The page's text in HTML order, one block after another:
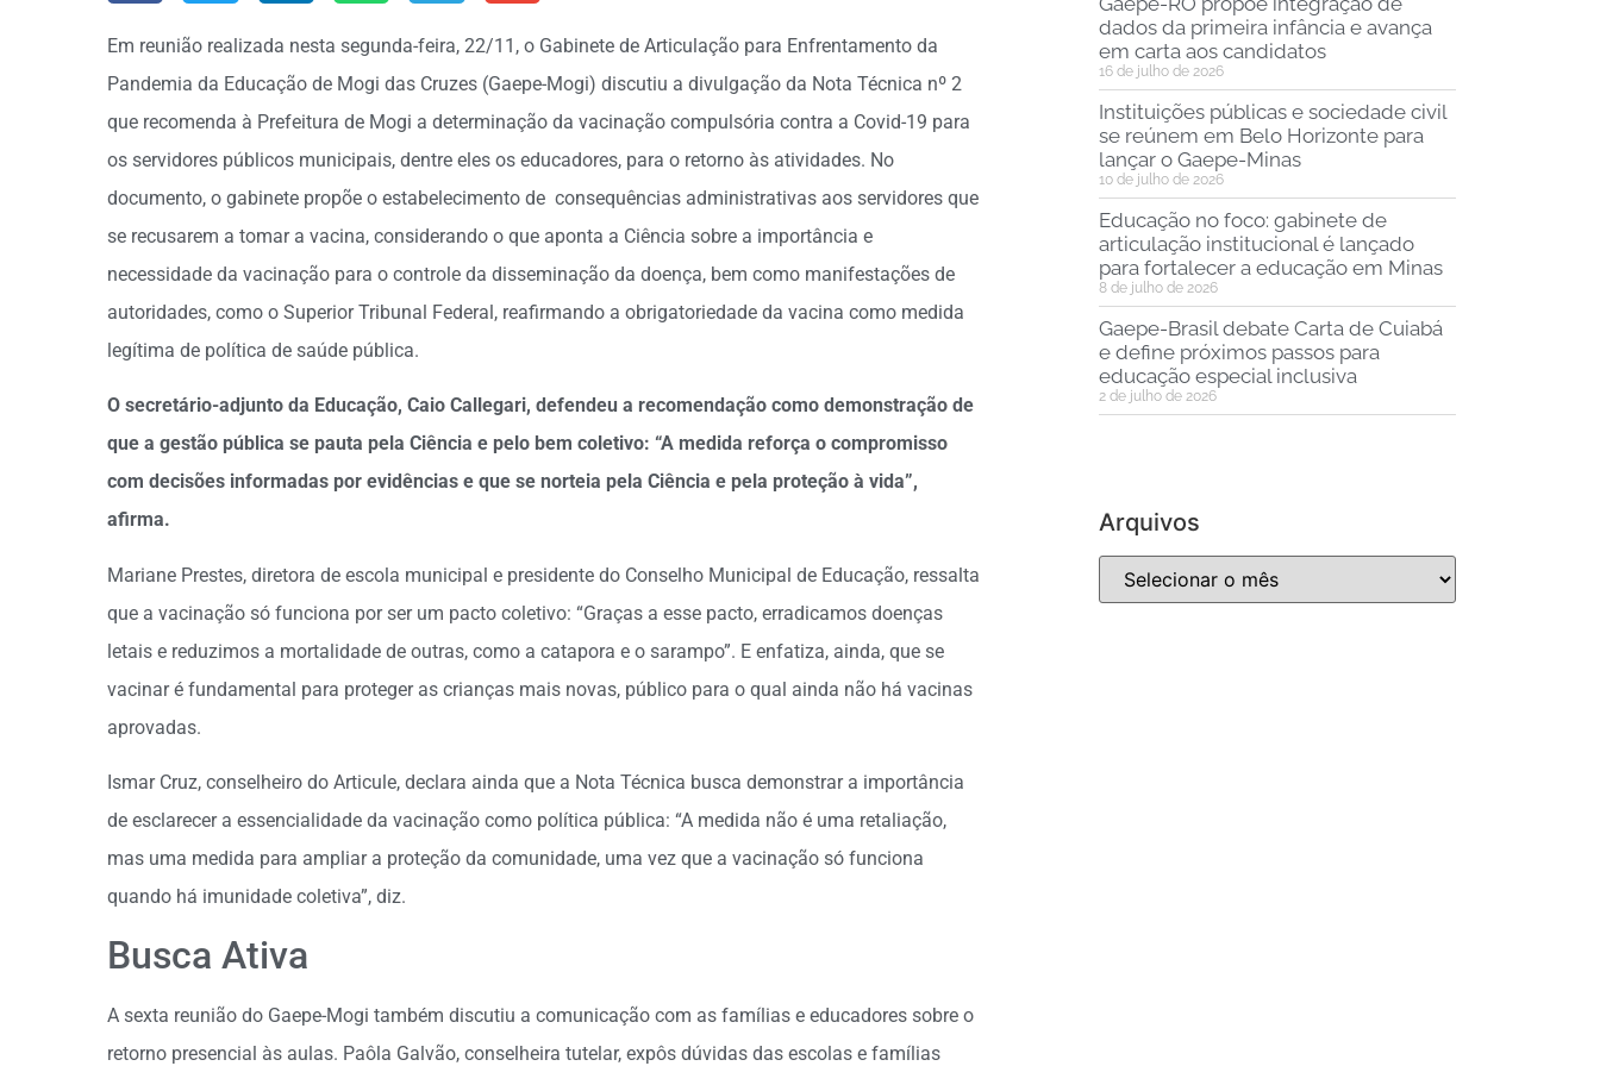
Em reunião realizada nesta segunda-feira, 22/11, o Gabinete de Articulação para Enfrentamento da
Pandemia da Educação de Mogi das Cruzes (Gaepe-Mogi) discutiu a divulgação da Nota Técnica nº 2
que recomenda à Prefeitura de Mogi a determinação da vacinação compulsória contra a Covid-19 para
os servidores públicos municipais, dentre eles os educadores, para o retorno às atividades. No
documento, o gabinete propõe o estabelecimento de consequências administrativas aos servidores que
se recusarem a tomar a vacina, considerando o que aponta a Ciência sobre a importância e
necessidade da vacinação para o controle da disseminação da doença, bem como manifestações de
autoridades, como o Superior Tribunal Federal, reafirmando a obrigatoriedade da vacina como medida
legítima de política de saúde pública.
O secretário-adjunto da Educação, Caio Callegari, defendeu a recomendação como demonstração de
que a gestão pública se pauta pela Ciência e pelo bem coletivo: “A medida reforça o compromisso
com decisões informadas por evidências e que se norteia pela Ciência e pela proteção à vida”,
afirma.
Mariane Prestes, diretora de escola municipal e presidente do Conselho Municipal de Educação, ressalta
que a vacinação só funciona por ser um pacto coletivo: “Graças a esse pacto, erradicamos doenças
letais e reduzimos a mortalidade de outras, como a catapora e o sarampo”. E enfatiza, ainda, que se
vacinar é fundamental para proteger as crianças mais novas, público para o qual ainda não há vacinas
aprovadas.
Ismar Cruz, conselheiro do Articule, declara ainda que a Nota Técnica busca demonstrar a importância
de esclarecer a essencialidade da vacinação como política pública: “A medida não é uma retaliação,
mas uma medida para ampliar a proteção da comunidade, uma vez que a vacinação só funciona
quando há imunidade coletiva”, diz.
Busca Ativa
A sexta reunião do Gaepe-Mogi também discutiu a comunicação com as famílias e educadores sobre o
retorno presencial às aulas. Paôla Galvão, conselheira tutelar, expôs dúvidas das escolas e famílias
dados da primeira infância e avança
em carta aos candidatos
16 de julho de 2026
Instituições públicas e sociedade civil
se reúnem em Belo Horizonte para
lançar o Gaepe-Minas
10 de julho de 2026
Educação no foco: gabinete de
articulação institucional é lançado
para fortalecer a educação em Minas
8 de julho de 2026
Gaepe-Brasil debate Carta de Cuiabá
e define próximos passos para
educação especial inclusiva
2 de julho de 2026
Arquivos